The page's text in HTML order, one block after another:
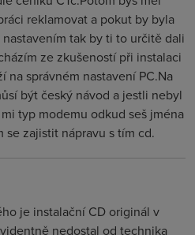
reklamovat a pokut by byla
tak by ti to určitě dali
ze zkušeností při instalaci
na správném nastavení PC.Na
být český návod a jestli nebyl
typ modemu odkud seš jména
se zajistit nápravu s tím cd.
je instalační CD originál v
nedostal od technika